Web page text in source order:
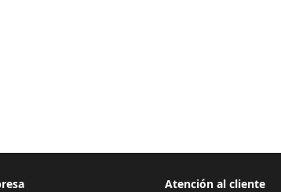
Atención al cliente